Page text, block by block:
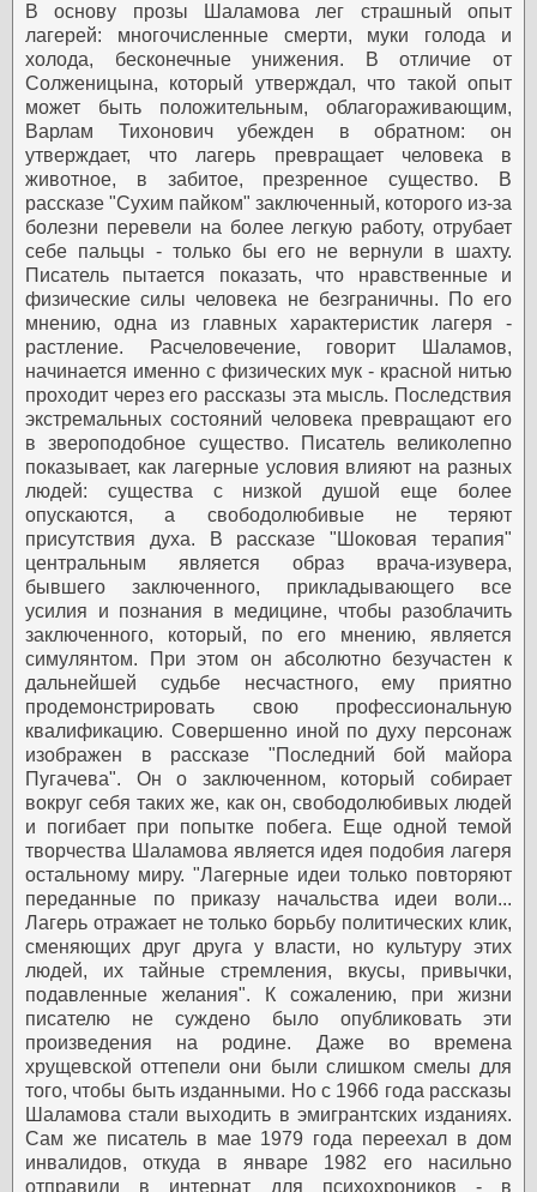
В основу прозы Шаламова лег страшный опыт
лагерей: многочисленные смерти, муки голода и
холода, бесконечные унижения. В отличие от
Солженицына, который утверждал, что такой опыт
может быть положительным, облагораживающим,
Варлам Тихонович убежден в обратном: он
утверждает, что лагерь превращает человека в
животное, в забитое, презренное существо. В
рассказе "Сухим пайком" заключенный, которого из-за
болезни перевели на более легкую работу, отрубает
себе пальцы - только бы его не вернули в шахту.
Писатель пытается показать, что нравственные и
физические силы человека не безграничны. По его
мнению, одна из главных характеристик лагеря -
растление. Расчеловечение, говорит Шаламов,
начинается именно с физических мук - красной нитью
проходит через его рассказы эта мысль. Последствия
экстремальных состояний человека превращают его
в звероподобное существо. Писатель великолепно
показывает, как лагерные условия влияют на разных
людей: существа с низкой душой еще более
опускаются, а свободолюбивые не теряют
присутствия духа. В рассказе "Шоковая терапия"
центральным является образ врача-изувера,
бывшего заключенного, прикладывающего все
усилия и познания в медицине, чтобы разоблачить
заключенного, который, по его мнению, является
симулянтом. При этом он абсолютно безучастен к
дальнейшей судьбе несчастного, ему приятно
продемонстрировать свою профессиональную
квалификацию. Совершенно иной по духу персонаж
изображен в рассказе "Последний бой майора
Пугачева". Он о заключенном, который собирает
вокруг себя таких же, как он, свободолюбивых людей
и погибает при попытке побега. Еще одной темой
творчества Шаламова является идея подобия лагеря
остальному миру. "Лагерные идеи только повторяют
переданные по приказу начальства идеи воли...
Лагерь отражает не только борьбу политических клик,
сменяющих друг друга у власти, но культуру этих
людей, их тайные стремления, вкусы, привычки,
подавленные желания". К сожалению, при жизни
писателю не суждено было опубликовать эти
произведения на родине. Даже во времена
хрущевской оттепели они были слишком смелы для
того, чтобы быть изданными. Но с 1966 года рассказы
Шаламова стали выходить в эмигрантских изданиях.
Сам же писатель в мае 1979 года переехал в дом
инвалидов, откуда в январе 1982 его насильно
отправили в интернат для психохроников - в